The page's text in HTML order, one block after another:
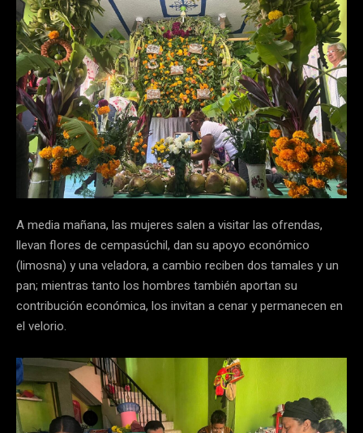
A media mañana, las mujeres salen a visitar las ofrendas,
llevan flores de cempasúchil, dan su apoyo económico
(limosna) y una veladora, a cambio reciben dos tamales y un
pan; mientras tanto los hombres también aportan su
contribución económica, los invitan a cenar y permanecen en
el velorio.